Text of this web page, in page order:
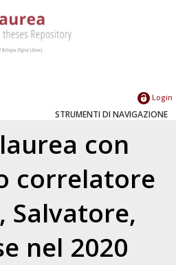
Login
STRUMENTI DI NAVIGAZIONE
con
correlatore
Salvatore,
nel 2020